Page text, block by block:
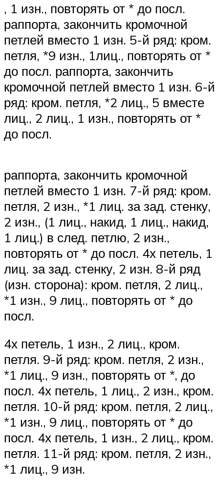
, 1 изн., повторять от * до посл.
раппорта, закончить кромочной
петлей вместо 1 изн. 5-й ряд: кром.
петля, *9 изн., 1лиц., повторять от *
до посл. раппорта, закончить
кромочной петлей вместо 1 изн. 6-й
ряд: кром. петля, *2 лиц., 5 вместе
лиц., 2 лиц., 1 изн., повторять от *
до посл.
раппорта, закончить кромочной
петлей вместо 1 изн. 7-й ряд: кром.
петля, 2 изн., *1 лиц. за зад. стенку,
2 изн., (1 лиц., накид, 1 лиц., накид,
1 лиц.) в след. петлю, 2 изн.,
повторять от * до посл. 4х петель, 1
лиц. за зад. стенку, 2 изн. 8-й ряд
(изн. сторона): кром. петля, 2 лиц.,
*1 изн., 9 лиц., повторять от * до
посл.
4х петель, 1 изн., 2 лиц., кром.
петля. 9-й ряд: кром. петля, 2 изн.,
*1 лиц., 9 изн., повторять от *, до
посл. 4х петель, 1 лиц., 2 изн., кром.
петля. 10-й ряд: кром. петля, 2 лиц.,
*1 изн., 9 лиц., повторять от * до
посл. 4х петель, 1 изн., 2 лиц., кром.
петля. 11-й ряд: кром. петля, 2 изн.,
*1 лиц., 9 изн.